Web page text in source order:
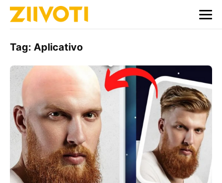
Tag: Aplicativo